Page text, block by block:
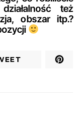
też
obszar itp.?